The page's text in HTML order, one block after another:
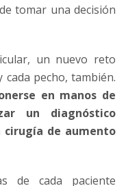
tomar una decisión
un nuevo reto
pecho, también.
en manos de
un diagnóstico
cirugía de aumento
de cada paciente